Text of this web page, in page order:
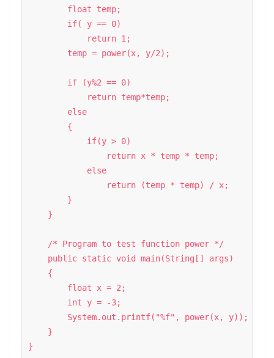
        float temp;
        if( y == 0)
            return 1;
        temp = power(x, y/2);
        if (y%2 == 0)
            return temp*temp;
        else
        {
            if(y > 0)
                return x * temp * temp;
            else
                return (temp * temp) / x;
        }
    }
    /* Program to test function power */
    public static void main(String[] args)
    {
        float x = 2;
        int y = -3;
        System.out.printf("%f", power(x, y));
    }
}